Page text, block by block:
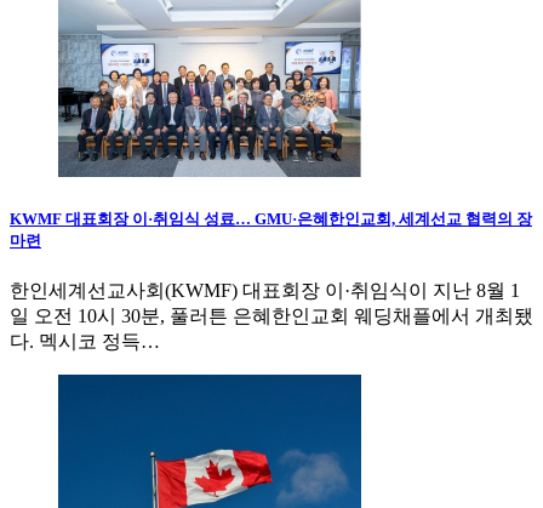
KWMF 대표회장 이·취임식 성료… GMU·은혜한인교회, 세계선교 협력의 장
마련
한인세계선교사회(KWMF) 대표회장 이·취임식이 지난 8월 1
일 오전 10시 30분, 풀러튼 은혜한인교회 웨딩채플에서 개최됐
다. 멕시코 정득…